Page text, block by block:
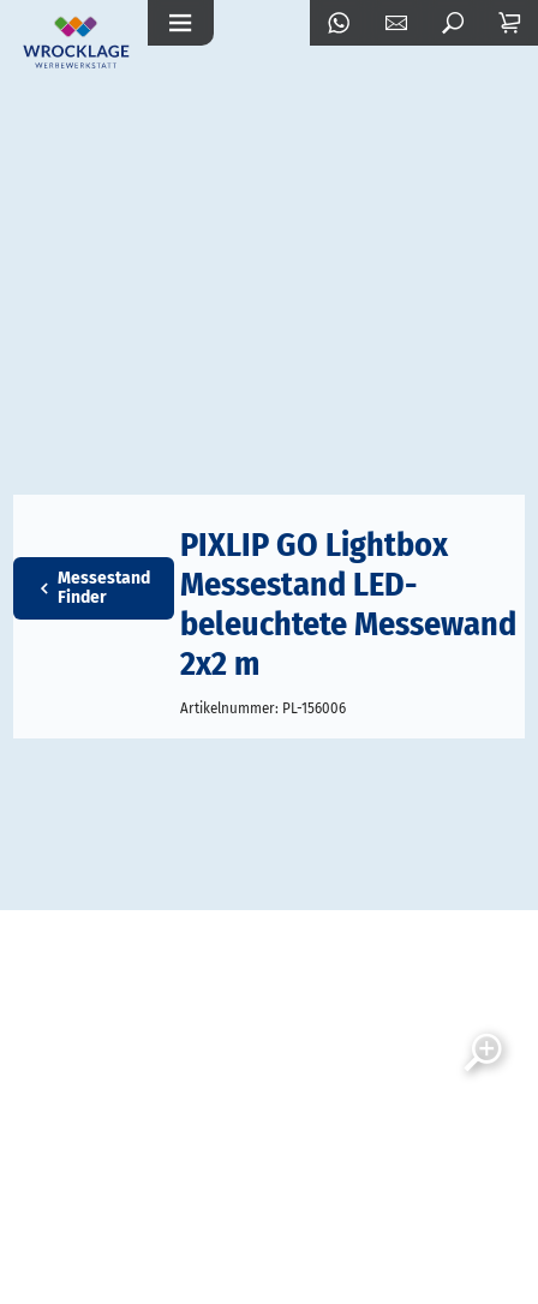
Messestand
Finder
PIXLIP GO Lightbox
Messestand LED-
beleuchtete Messewand
2x2 m
Artikelnummer: PL-156006